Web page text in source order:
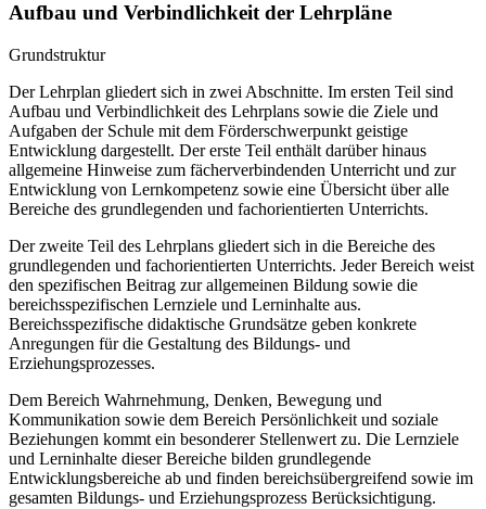
Aufbau und Verbindlichkeit der Lehrpläne
Grundstruktur
Der Lehrplan gliedert sich in zwei Abschnitte. Im ersten Teil sind
Aufbau und Verbindlichkeit des Lehrplans sowie die Ziele und
Aufgaben der Schule mit dem Förderschwerpunkt geistige
Entwicklung dargestellt. Der erste Teil enthält darüber hinaus
allgemeine Hinweise zum fächerverbindenden Unterricht und zur
Entwicklung von Lernkompetenz sowie eine Übersicht über alle
Bereiche des grundlegenden und fachorientierten Unterrichts.
Der zweite Teil des Lehrplans gliedert sich in die Bereiche des
grundlegenden und fachorientierten Unterrichts. Jeder Bereich weist
den spezifischen Beitrag zur allgemeinen Bildung sowie die
bereichsspezifischen Lernziele und Lerninhalte aus.
Bereichsspezifische didaktische Grundsätze geben konkrete
Anregungen für die Gestaltung des Bildungs- und
Erziehungsprozesses.
Dem Bereich Wahrnehmung, Denken, Bewegung und
Kommunikation sowie dem Bereich Persönlichkeit und soziale
Beziehungen kommt ein besonderer Stellenwert zu. Die Lernziele
und Lerninhalte dieser Bereiche bilden grundlegende
Entwicklungsbereiche ab und finden bereichsübergreifend sowie im
gesamten Bildungs- und Erziehungsprozess Berücksichtigung.